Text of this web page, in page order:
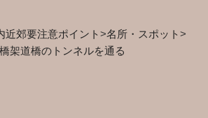
近郊要注意ポイント>名所・スポット>
架道橋のトンネルを通る